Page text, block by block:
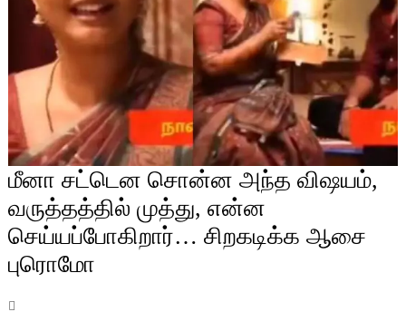
மீனா சட்டென சொன்ன அந்த விஷயம்,
வருத்தத்தில் முத்து, என்ன
செய்யப்போகிறார்… சிறகடிக்க ஆசை
புரொமோ